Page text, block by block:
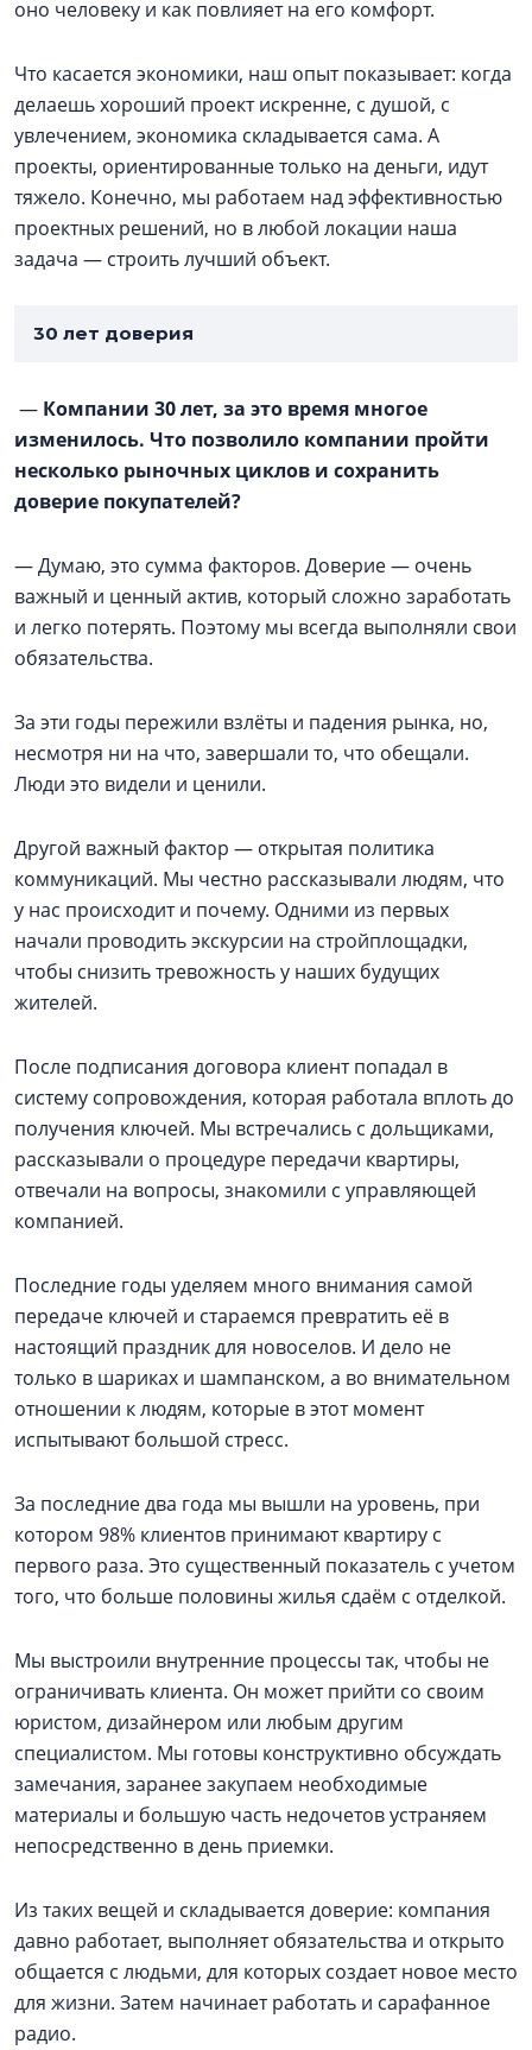
оно человеку и как повлияет на его комфорт.
Что касается экономики, наш опыт показывает: когда
делаешь хороший проект искренне, с душой, с
увлечением, экономика складывается сама. А
проекты, ориентированные только на деньги, идут
тяжело. Конечно, мы работаем над эффективностью
проектных решений, но в любой локации наша
задача — строить лучший объект.
30 лет доверия
— Компании 30 лет, за это время многое
изменилось. Что позволило компании пройти
несколько рыночных циклов и сохранить
доверие покупателей?
— Думаю, это сумма факторов. Доверие — очень
важный и ценный актив, который сложно заработать
и легко потерять. Поэтому мы всегда выполняли свои
обязательства.
За эти годы пережили взлёты и падения рынка, но,
несмотря ни на что, завершали то, что обещали.
Люди это видели и ценили.
Другой важный фактор — открытая политика
коммуникаций. Мы честно рассказывали людям, что
у нас происходит и почему. Одними из первых
начали проводить экскурсии на стройплощадки,
чтобы снизить тревожность у наших будущих
жителей.
После подписания договора клиент попадал в
систему сопровождения, которая работала вплоть до
получения ключей. Мы встречались с дольщиками,
рассказывали о процедуре передачи квартиры,
отвечали на вопросы, знакомили с управляющей
компанией.
Последние годы уделяем много внимания самой
передаче ключей и стараемся превратить её в
настоящий праздник для новоселов. И дело не
только в шариках и шампанском, а во внимательном
отношении к людям, которые в этот момент
испытывают большой стресс.
За последние два года мы вышли на уровень, при
котором 98% клиентов принимают квартиру с
первого раза. Это существенный показатель с учетом
того, что больше половины жилья сдаём с отделкой.
Мы выстроили внутренние процессы так, чтобы не
ограничивать клиента. Он может прийти со своим
юристом, дизайнером или любым другим
специалистом. Мы готовы конструктивно обсуждать
замечания, заранее закупаем необходимые
материалы и большую часть недочетов устраняем
непосредственно в день приемки.
Из таких вещей и складывается доверие: компания
давно работает, выполняет обязательства и открыто
общается с людьми, для которых создает новое место
для жизни. Затем начинает работать и сарафанное
радио.